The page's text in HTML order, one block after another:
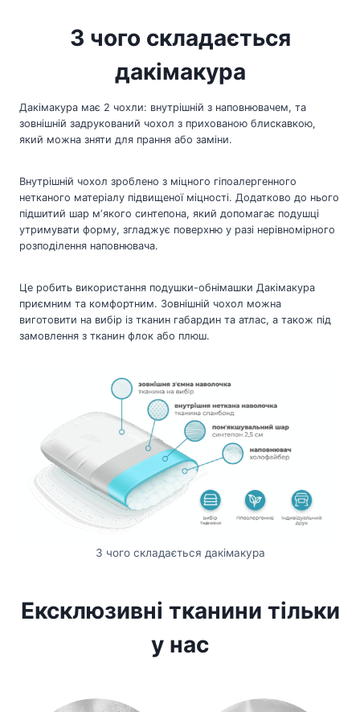
З чого складається
дакімакура
Дакімакура має 2 чохли: внутрішній з наповнювачем, та
зовнішній задрукований чохол з прихованою блискавкою,
який можна зняти для прання або заміни.
Внутрішній чохол зроблено з міцного гіпоалергенного
нетканого матеріалу підвищеної міцності. Додатково до нього
підшитий шар мʼякого синтепона, який допомагає подушці
утримувати форму, згладжує поверхню у разі нерівномірного
розподілення наповнювача.
Це робить використання подушки-обнімашки Дакімакура
приємним та комфортним. Зовнішній чохол можна
виготовити на вибір із тканин габардин та атлас, а також під
замовлення з тканин флок або плюш.
З чого складається дакімакура
Ексклюзивні тканини тільки
у нас